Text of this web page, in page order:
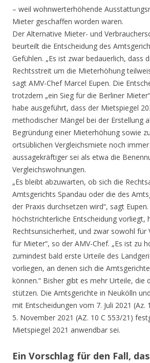
– weil wohnwerterhöhende
Mieter geschaffen worden waren.
Der Alternative Mieter- und
beurteilt die Entscheidung des
Gefühlen. „Es ist zwar bedauerlich, dass
Rechtsstreit um die Mieterhöhung
sagt AMV-Chef Marcel Eupen. Die
trotzdem „ein Sieg für die Berliner
habe ausgeführt, dass der Mietspiegel
methodischer Mängel bei der Erstellung
Begründung einer Mieterhöhung sowie
ortsüblichen Vergleichsmiete noch
aussagekräftiger sei als etwa die
Vergleichswohnungen.
„Es bleibt abzuwarten, ob sich die
Amtsgerichts Spandau oder die des
der Praxis durchsetzen wird“, sagt
höchstrichterliche Entscheidung vorliegt,
Rechtsunsicherheit, und zwar sowohl für
für Mieter“, so der AMV-Chef. „Es ist zu
zumindest bald erste Urteile des
vorliegen, an denen sich die
können.“ Bisher gibt es mehr Urteile, die
stützen. Die Amtsgerichte in Neukölln
mit Entscheidungen vom 7. Juli 2021 (Az.
5. November 2021 (AZ. 10 C 553/21)
Mietspiegel 2021 anwendbar sei.
Ein Vorschlag für den Fall,